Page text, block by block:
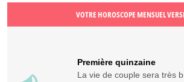
VOTRE HOROSCOPE MENSUEL
Première quinzaine
La vie de couple sera très